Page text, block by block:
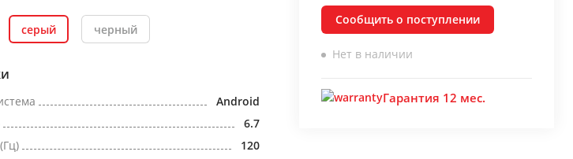
серый черный
Android
6.7
120
Сообщить о поступлении
Нет в наличии
Гарантия 12 мес.